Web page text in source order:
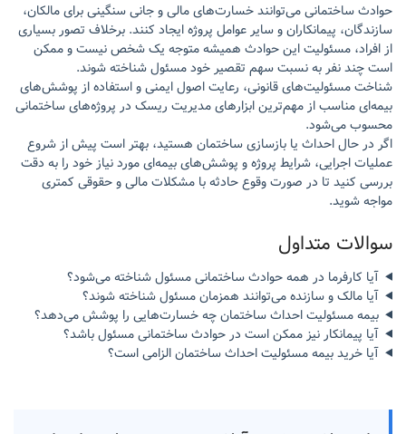
حوادث ساختمانی می‌توانند خسارت‌های مالی و جانی سنگینی برای مالکان،
سازندگان، پیمانکاران و سایر عوامل پروژه ایجاد کنند. برخلاف تصور بسیاری
از افراد، مسئولیت این حوادث همیشه متوجه یک شخص نیست و ممکن
است چند نفر به نسبت سهم تقصیر خود مسئول شناخته شوند.
شناخت مسئولیت‌های قانونی، رعایت اصول ایمنی و استفاده از پوشش‌های
بیمه‌ای مناسب از مهم‌ترین ابزارهای مدیریت ریسک در پروژه‌های ساختمانی
محسوب می‌شود.
اگر در حال احداث یا بازسازی ساختمان هستید، بهتر است پیش از شروع
عملیات اجرایی، شرایط پروژه و پوشش‌های بیمه‌ای مورد نیاز خود را به دقت
بررسی کنید تا در صورت وقوع حادثه با مشکلات مالی و حقوقی کمتری
مواجه شوید.
سوالات متداول
آیا کارفرما در همه حوادث ساختمانی مسئول شناخته می‌شود؟
آیا مالک و سازنده می‌توانند همزمان مسئول شناخته شوند؟
بیمه مسئولیت احداث ساختمان چه خسارت‌هایی را پوشش می‌دهد؟
آیا پیمانکار نیز ممکن است در حوادث ساختمانی مسئول باشد؟
آیا خرید بیمه مسئولیت احداث ساختمان الزامی است؟